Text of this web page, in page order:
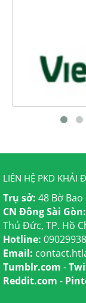
LIÊN HỆ PKD KHẢI
Trụ sở: 48 Bờ Bao
CN Đông Sài Gòn:
Thủ Đức, TP. Hồ
Hotline:
Email:
Tumblr.com -
Reddit.com -